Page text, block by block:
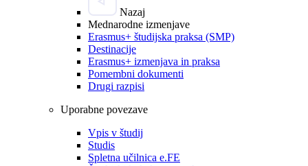
Nazaj
Mednarodne izmenjave
Erasmus+ študijska praksa (SMP)
Destinacije
Erasmus+ izmenjava in praksa
Pomembni dokumenti
Drugi razpisi
Uporabne povezave
Vpis v študij
Studis
Spletna učilnica e.FE